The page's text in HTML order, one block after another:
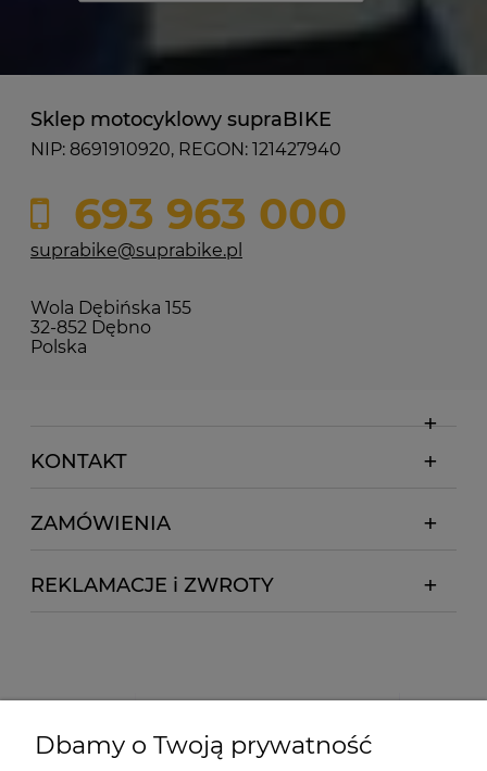
Sklep motocyklowy supraBIKE
NIP: 8691910920, REGON: 121427940
693 963 000
suprabike@suprabike.pl
Wola Dębińska 155
32-852 Dębno
Polska
KONTAKT
ZAMÓWIENIA
REKLAMACJE i ZWROTY
Dbamy o Twoją prywatność